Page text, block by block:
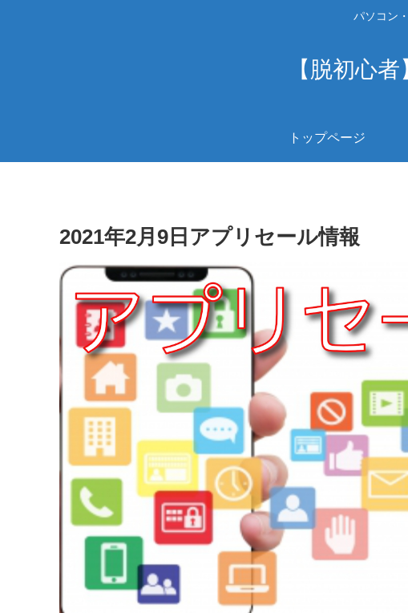
パソコン
【脱初心
トップページ
2021年2月9日アプリセール情報